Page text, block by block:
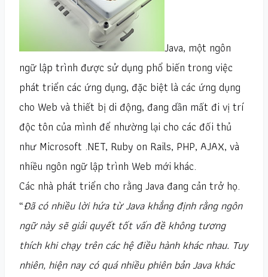
Java, một ngôn
ngữ lập trình được sử dụng phổ biến trong việc
phát triển các ứng dụng, đặc biệt là các ứng dụng
cho Web và thiết bị di động, đang dần mất đi vị trí
độc tôn của mình để nhường lại cho các đối thủ
như Microsoft .NET, Ruby on Rails, PHP, AJAX, và
nhiều ngôn ngữ lập trình Web mới khác.
Các nhà phát triển cho rằng Java đang cản trở họ.
“Đã có nhiều lời hứa từ Java khẳng định rằng ngôn
ngữ này sẽ giải quyết tốt vấn đề không tương
thích khi chạy trên các hệ điều hành khác nhau. Tuy
nhiên, hiện nay có quá nhiều phiên bản Java khác